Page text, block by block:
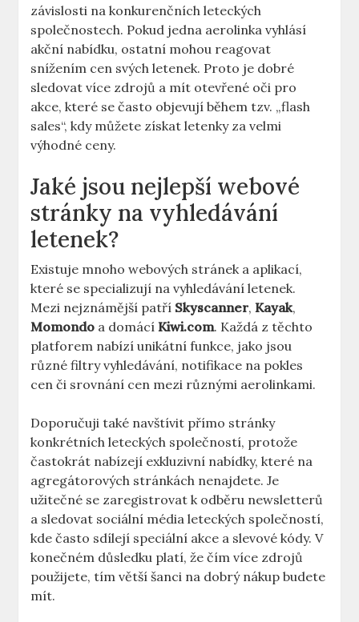
závislosti na konkurenčních leteckých
společnostech. Pokud jedna aerolinka vyhlásí
akční nabídku, ostatní mohou reagovat
snížením cen svých letenek. Proto je dobré
sledovat více zdrojů a mít otevřené oči pro
akce, které se často objevují během tzv. „flash
sales“, kdy můžete získat letenky za velmi
výhodné ceny.
Jaké jsou nejlepší webové
stránky na vyhledávání
letenek?
Existuje mnoho webových stránek a aplikací,
které se specializují na vyhledávání letenek.
Mezi nejznámější patří Skyscanner,Kayak,
Momondo a domácíKiwi.com. Každá z těchto
platforem nabízí unikátní funkce, jako jsou
různé filtry vyhledávání, notifikace na pokles
cen či srovnání cen mezi různými aerolinkami.
Doporučuji také navštívit přímo stránky
konkrétních leteckých společností, protože
častokrát nabízejí exkluzivní nabídky, které na
agregátorových stránkách nenajdete. Je
užitečné se zaregistrovat k odběru newsletterů
a sledovat sociální média leteckých společností,
kde často sdílejí speciální akce a slevové kódy. V
konečném důsledku platí, že čím více zdrojů
použijete, tím větší šanci na dobrý nákup budete
mít.